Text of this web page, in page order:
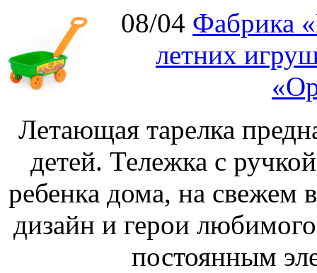
08/04 Фабрика
летних
Летающая тарелка
детей. Тележка с
ребенка дома, на свежем
дизайн и герои
постоянным